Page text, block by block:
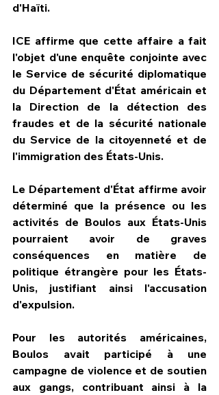
d'Haïti.
ICE affirme que cette affaire a fait
l'objet d'une enquête conjointe avec
le Service de sécurité diplomatique
du Département d'État américain et
la Direction de la détection des
fraudes et de la sécurité nationale
du Service de la citoyenneté et de
l'immigration des États-Unis.
Le Département d'État affirme avoir
déterminé que la présence ou les
activités de Boulos aux États-Unis
pourraient avoir de graves
conséquences en matière de
politique étrangère pour les États-
Unis, justifiant ainsi l'accusation
d'expulsion.
Pour les autorités américaines,
Boulos avait participé à une
campagne de violence et de soutien
aux gangs, contribuant ainsi à la